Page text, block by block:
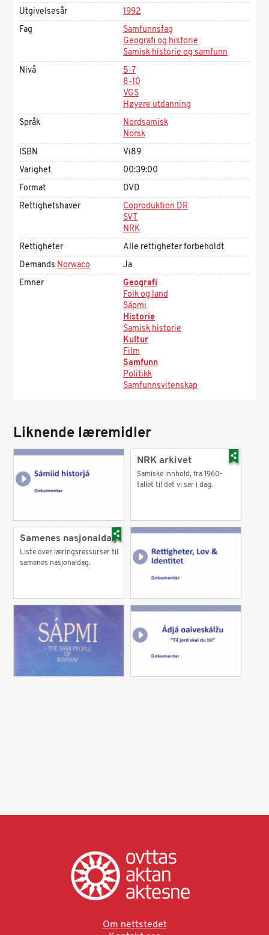
Utgivelsesår
1992
Fag
Samfunnsfag
Geografi og historie
Samisk historie og samfunn
Nivå
5-7
8-10
VGS
Høyere utdanning
Språk
Nordsamisk
Norsk
ISBN
Vi89
Varighet
00:39:00
Format
DVD
Rettighetshaver
Coproduktion DR
SVT
NRK
Rettigheter
Alle rettigheter forbeholdt
DemandsNorwaco
Ja
Emner
Geografi
Folk og land
Sápmi
Historie
Samisk historie
Kultur
Film
Samfunn
Politikk
Samfunnsvitenskap
Liknende læremidler
NRK arkivet
Samiske innhold, fra 1960-
tallet til det vi ser i dag.
Samenes nasjonaldag
Liste over læringsressurser til
samenes nasjonaldag.
Om nettstedet